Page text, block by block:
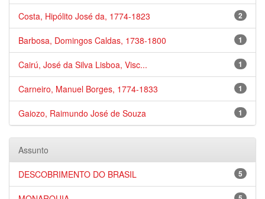
2
Costa, Hipólito José da, 1774-1823
1
Barbosa, Domingos Caldas, 1738-1800
1
Cairú, José da Silva Lisboa, Visc...
1
Carneiro, Manuel Borges, 1774-1833
1
Gaiozo, Raimundo José de Souza
Assunto
5
DESCOBRIMENTO DO BRASIL